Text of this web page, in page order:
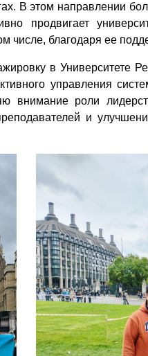
В этом направлении
продвигает
числе, благодаря ее
в Университете
управления
внимание роли
и